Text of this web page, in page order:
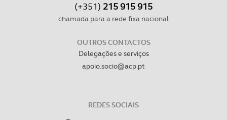
(+351) 215 915 915
chamada para a rede fixa nacional
OUTROS CONTACTOS
Delegações e serviços
apoio.socio@acp.pt
REDES SOCIAIS